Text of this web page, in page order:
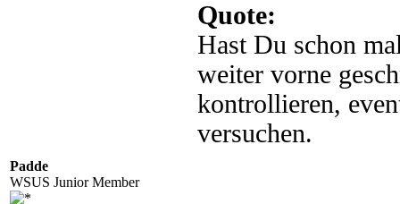
Padde
WSUS Junior Member
Quote:
Hast Du schon
weiter vorne
kontrollieren,
versuchen.